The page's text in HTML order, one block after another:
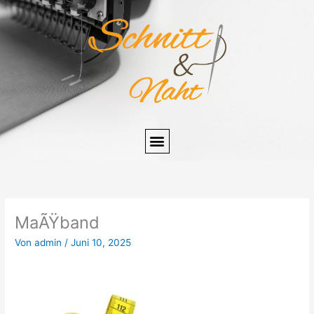
Zum
Inhalt
MaÃŸband
Vonadmin /Juni 10, 2025